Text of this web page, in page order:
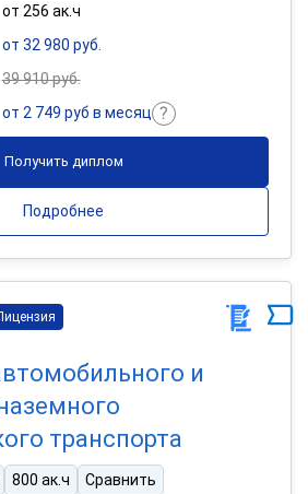
от 256 ак.ч
от 32 980 руб.
39 910 руб.
от 2 749 руб в месяц
Получить диплом
Подробнее
и
транспорта
800 ак.ч Сравнить